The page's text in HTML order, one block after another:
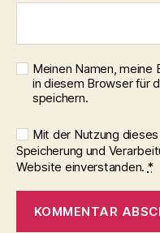
Meinen Namen, meine
in diesem Browser für
speichern.
Mit der Nutzung
Speicherung und
Website einverstanden. *